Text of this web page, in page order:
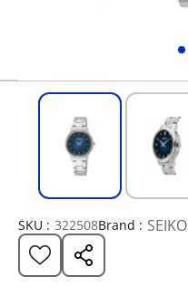
SKU : 322508Brand : SEIKO